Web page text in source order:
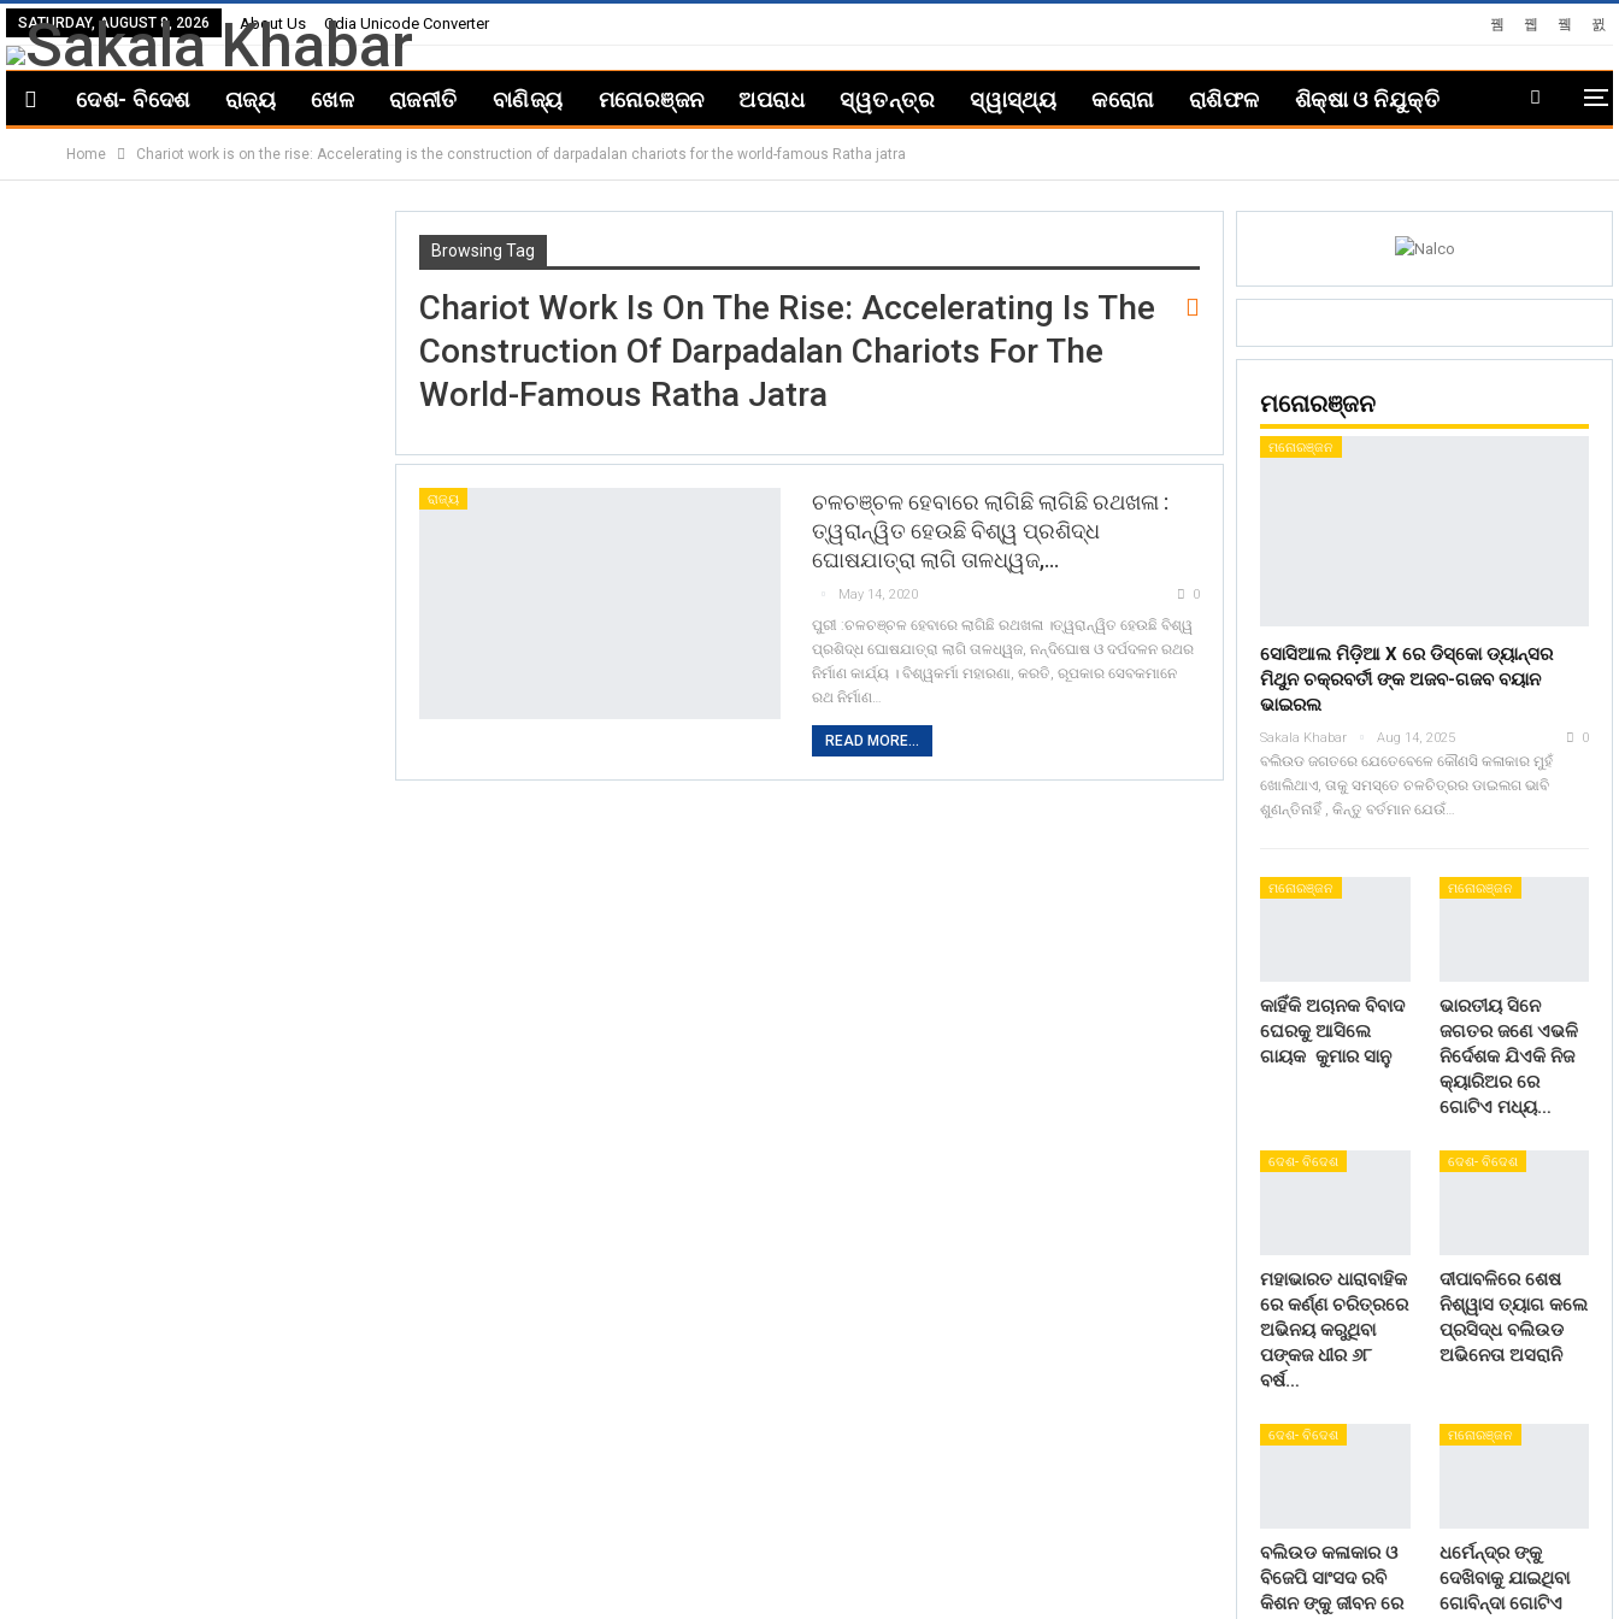
SATURDAY, AUGUST 8, 2026 About Us Odia Unicode Converter
ଦେଶ- ବିଦେଶ ରାଜ୍ୟ ଖେଳ ରାଜନୀତି ବାଣିଜ୍ୟ ମନୋରଞ୍ଜନ ଅପରାଧ ସ୍ୱତନ୍ତ୍ର ସ୍ୱାସ୍ଥ୍ୟ କରୋନା ରାଶିଫଳ ଶିକ୍ଷା ଓ ନିଯୁକ୍ତି
Home Chariot work is on the rise: Accelerating is the construction of darpadalan chariots for the world-famous Ratha jatra
Browsing Tag
Chariot Work Is On The Rise: Accelerating Is The
Construction Of Darpadalan Chariots For The
World-Famous Ratha Jatra
ରାଜ୍ୟ
ଚଳଚଞ୍ଚଳ ହେବାରେ ଲାଗିଛି ଲାଗିଛି ରଥଖଳା :
ତ୍ୱରାନ୍ୱିତ ହେଉଛି ବିଶ୍ୱ ପ୍ରଶିଦ୍ଧ
ଘୋଷଯାତ୍ରା ଲାଗି ତାଳଧ୍ୱଜ,…
May 14, 2020 0
ପୁରୀ :ଚଳଚଞ୍ଚଳ ହେବାରେ ଲାଗିଛି ରଥଖଳା ।ତ୍ୱରାନ୍ୱିତ ହେଉଛି ବିଶ୍ୱ
ପ୍ରଶିଦ୍ଧ ଘୋଷଯାତ୍ରା ଲାଗି ତାଳଧ୍ୱଜ, ନନ୍ଦିଘୋଷ ଓ ଦର୍ପଦଳନ ରଥର
ନିର୍ମାଣ କାର୍ଯ୍ୟ । ବିଶ୍ୱକର୍ମା ମହାରଣା, କରତି, ରୂପକାର ସେବକମାନେ
ରଥ ନିର୍ମାଣ…
READ MORE...
ମନୋରଞ୍ଜନ
ମନୋରଞ୍ଜନ
ସୋସିଆଲ ମିଡ଼ିଆ X ରେ ଡିସ୍କୋ ଡ୍ୟାନ୍ସର
ମିଥୁନ ଚକ୍ରବର୍ତୀ ଙ୍କ ଅଜବ-ଗଜବ ବୟାନ
ଭାଇରଲ
Sakala Khabar Aug 14, 2025 0
ବଲିଉଡ ଜଗତରେ ଯେତେବେଳେ କୌଣସି କଳାକାର ମୁହଁ
ଖୋଲିଥାଏ, ତାକୁ ସମସ୍ତେ ଚଳଚିତ୍ରର ଡାଇଲଗ ଭାବି
ଶୁଣନ୍ତିନାହିଁ , କିନ୍ତୁ ବର୍ତମାନ ଯେଉଁ…
ମନୋରଞ୍ଜନ
କାହିଁକି ଅଚାନକ ବିବାଦ
ଘେରକୁ ଆସିଲେ
ଗାୟକ କୁମାର ସାନୁ
ମନୋରଞ୍ଜନ
ଭାରତୀୟ ସିନେ
ଜଗତର ଜଣେ ଏଭଳି
ନିର୍ଦେଶକ ଯିଏକି ନିଜ
କ୍ୟାରିଅର ରେ
ଗୋଟିଏ ମଧ୍ୟ…
ଦେଶ- ବିଦେଶ
ମହାଭାରତ ଧାରାବାହିକ
ରେ କର୍ଣ୍ଣ ଚରିତ୍ରରେ
ଅଭିନୟ କରୁଥିବା
ପଙ୍କଜ ଧୀର ୬୮
ବର୍ଷ…
ଦେଶ- ବିଦେଶ
ଦୀପାବଳିରେ ଶେଷ
ନିଶ୍ୱାସ ତ୍ୟାଗ କଲେ
ପ୍ରସିଦ୍ଧ ବଲିଉଡ
ଅଭିନେତା ଅସରାନି
ଦେଶ- ବିଦେଶ
ବଲିଉଡ କଳାକାର ଓ
ବିଜେପି ସାଂସଦ ରବି
କିଶନ ଙ୍କୁ ଜୀବନ ରେ
ମନୋରଞ୍ଜନ
ଧର୍ମେନ୍ଦ୍ର ଙ୍କୁ
ଦେଖିବାକୁ ଯାଇଥିବା
ଗୋବିନ୍ଦା ଗୋଟିଏ